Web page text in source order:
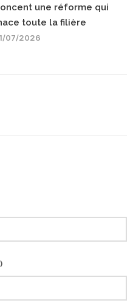
une réforme qui
toute la filière
07/2026